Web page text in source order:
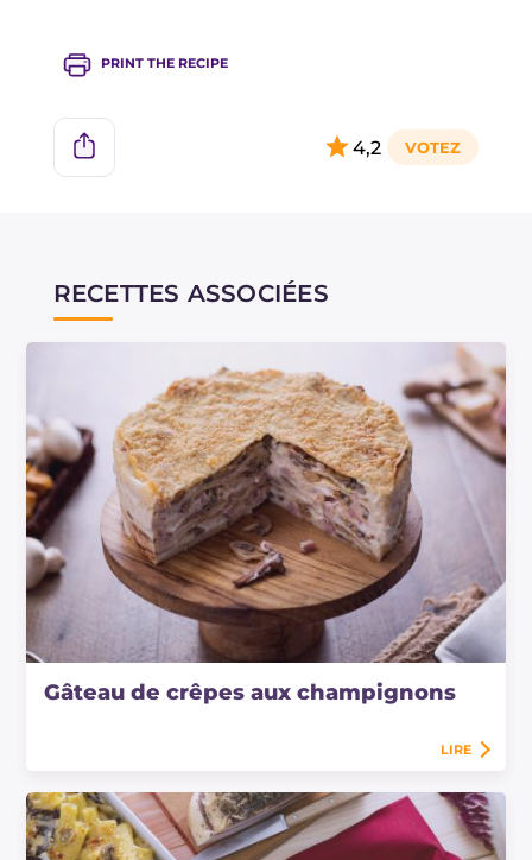
PRINT THE RECIPE
4,2
RECETTES ASSOCIÉES
Gâteau de crêpes aux champignons
LIRE